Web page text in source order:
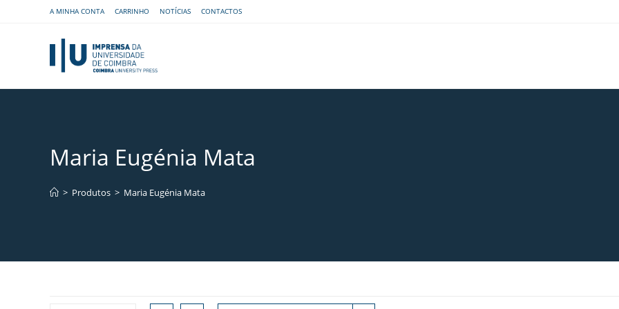
A MINHA CONTA CARRINHO NOTÍCIAS CONTACTOS
Maria Eugénia Mata
> Produtos > Maria Eugénia Mata